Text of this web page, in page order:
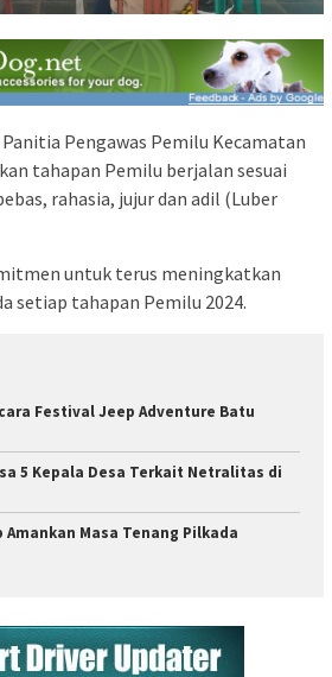
Panitia Pengawas Pemilu Kecamatan
tahapan Pemilu berjalan sesuai
rahasia, jujur dan adil (Luber
untuk terus meningkatkan
setiap tahapan Pemilu 2024.
Festival Jeep Adventure Batu
5 Kepala Desa Terkait Netralitas di
Masa Tenang Pilkada